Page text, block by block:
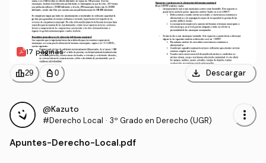
17 páginas
leaderboard29 personal_bag 0 download Descargar
@Kazuto
#Derecho Local · 3º Grado en Derecho (UGR) more_vert
Apuntes-Derecho-Local.pdf